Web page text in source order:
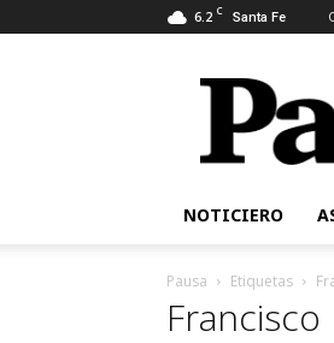
6.2 C Santa Fe
Pausa
NOTICIERO
Pausa Etiquetas